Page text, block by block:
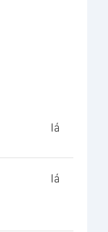
Iá
Iá